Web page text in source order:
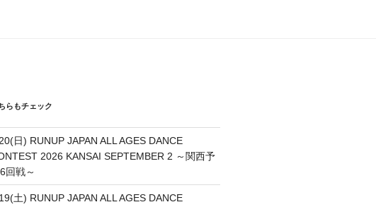
らもチェック
日) RUNUP JAPAN ALL AGES DANCE
2026 KANSAI SEPTEMBER 2 ～関西予
回戦～
土) RUNUP JAPAN ALL AGES DANCE